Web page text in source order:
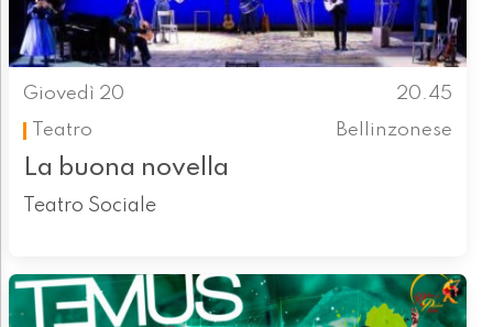
Giovedì 20
20.45
Teatro
Bellinzonese
La buona novella
Teatro Sociale